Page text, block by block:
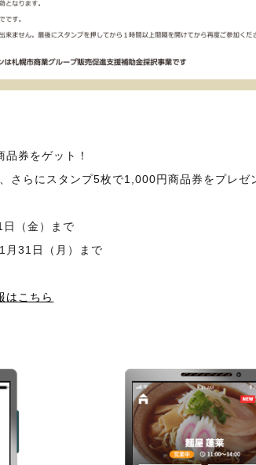
券をゲット！
さらにスタンプ5枚で1,000円商品券をプレゼ
日（金）まで
31日（月）まで
はこちら